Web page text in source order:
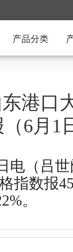
产品分类
港口
6月1
电（吕
指数报4
。